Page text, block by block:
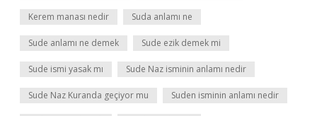
Kerem manası nedir Suda anlamı ne
Sude anlamı ne demek Sude ezik demek mi
Sude ismi yasak mı Sude Naz isminin anlamı nedir
Sude Naz Kuranda geçiyor mu Suden isminin anlamı nedir